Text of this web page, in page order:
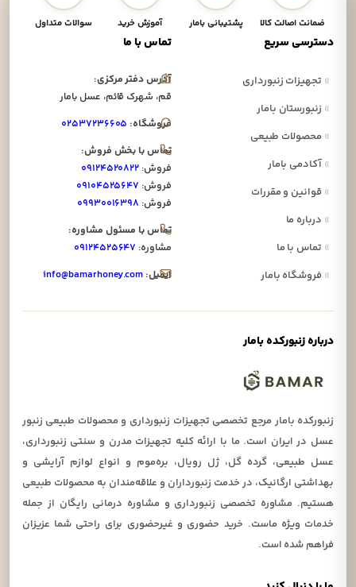
ضمانت اصالت کالا پشتیبانی بامار آموزش خرید سوالات متداول
دسترسی سریع
»تجهیزات زنبورداری
»زنبورستان بامار
»محصولات طبیعی
»آکادمی بامار
»قوانین و مقررات
»درباره ما
»تماس با ما
»فروشگاه بامار
تماس با ما
آدرس دفتر مرکزی:
قم، شهرک قائم، عسل بامار
فروشگاه: ۰۲۵۳۷۲۳۶۶۰۵
تماس با بخش فروش:
فروش: ۰۹۱۲۴۵۲۰۸۲۲
فروش: ۰۹۱۰۴۵۲۵۶۴۷
فروش: ۰۹۹۳۰۰۱۶۳۹۸
تماس با مسئول مشاوره:
مشاوره: ۰۹۱۲۴۵۲۵۶۴۷
ایمیل: info@bamarhoney.com
درباره زنبورکده بامار
زنبورکده بامار مرجع تخصصی تجهیزات زنبورداری و محصولات طبیعی زنبور
عسل در ایران است. ما با ارائه کلیه تجهیزات مدرن و سنتی زنبورداری،
عسل طبیعی، گرده گل، ژل رویال، بره‌موم و انواع لوازم آرایشی و
بهداشتی ارگانیک، در خدمت زنبورداران و علاقه‌مندان به محصولات طبیعی
هستیم. مشاوره تخصصی زنبورداری و مشاوره درمانی رایگان از جمله
خدمات ویژه ماست. خرید حضوری و غیرحضوری برای راحتی شما عزیزان
فراهم شده است.